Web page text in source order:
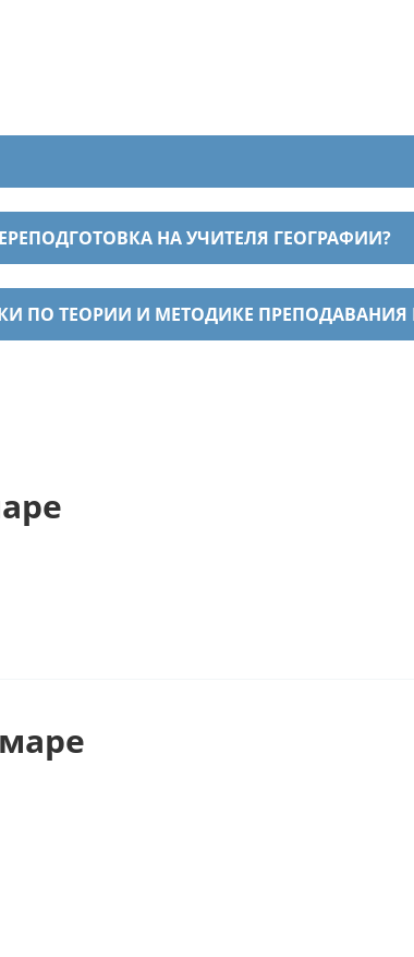
НА УЧИТЕЛЯ ГЕОГРАФИИ?
ПО ТЕОРИИ И МЕТОДИКЕ ПРЕПОДАВАНИЯ